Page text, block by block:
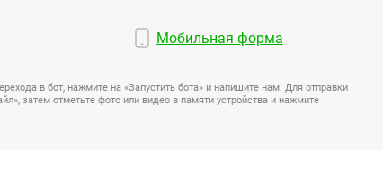
Мобильная форма
в бот, нажмите на «Запустить бота» и напишите нам. Для отправки
затем отметьте фото или видео в памяти устройства и нажмите